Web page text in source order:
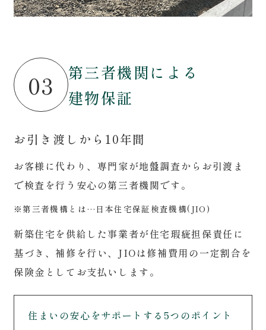
03
第三者機関による
建物保証
お引き渡しから10年間
お客様に代わり、専門家が地盤調査からお引渡ま
で検査を行う安心の第三者機関です。
※第三者機構とは…日本住宅保証検査機構(JIO)
新築住宅を供給した事業者が住宅瑕疵担保責任に
基づき、補修を行い、JIOは修補費用の一定割合を
保険金としてお支払いします。
住まいの安心をサポートする5つのポイント